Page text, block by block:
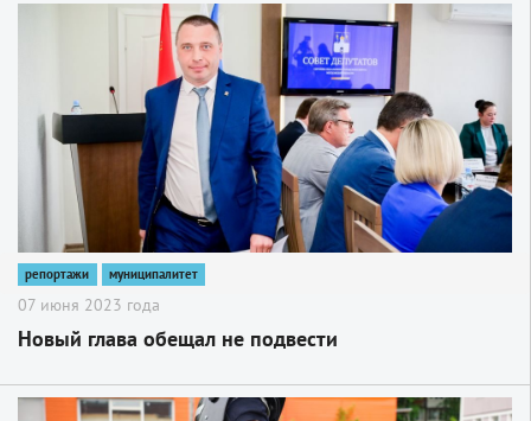
репортажи муниципалитет
07 июня 2023 года
Новый глава обещал не подвести
2